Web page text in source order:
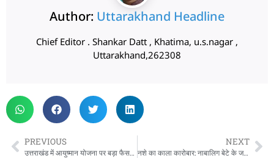
Author: Uttarakhand Headline
Chief Editor . Shankar Datt , Khatima, u.s.nagar ,
Uttarakhand,262308
PREVIOUS
उत्तराखंड में आयुष्मान योजना पर बड़ा फैसला: अब कुछ जरूरी सर्जरी मुफ्त नहीं, नया आदेश जारी
NEXT
नशे का काला कारोबार: नाबालिग बेटे के जरिए 33 लाख की हेरोइन तस्करी, हिस्ट्रीशीटर मां-बाप पकड़े गए